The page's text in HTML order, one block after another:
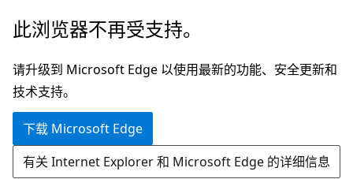
跳
主
要
内
此浏览器不再受支持。
请升级到 Microsoft Edge 以使用最新的功能、安全更新和
技术支持。
下载 Microsoft Edge
有关 Internet Explorer 和 Microsoft Edge 的详细信息